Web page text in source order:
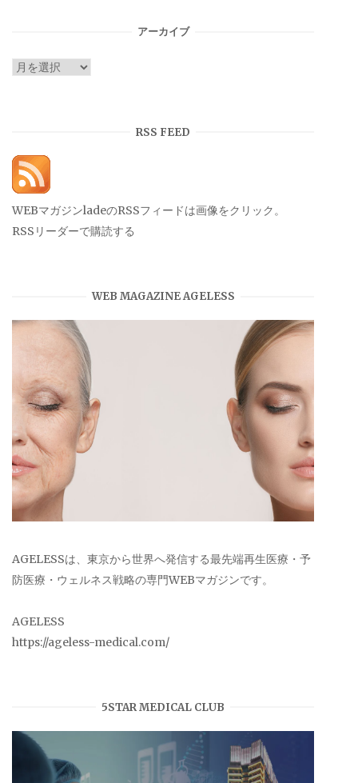
アーカイブ
ア
RSS FEED
WEBマガジンladeのRSSフィードは画像をクリック。
RSSリーダーで購読する
WEB MAGAZINE AGELESS
AGELESSは、東京から世界へ発信する最先端再生医療・予
防医療・ウェルネス戦略の専門WEBマガジンです。
AGELESS
https://ageless-medical.com/
5STAR MEDICAL CLUB